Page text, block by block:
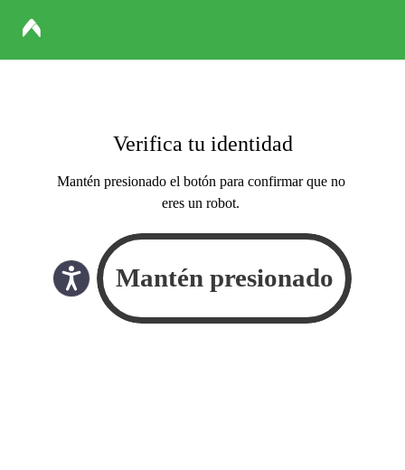
Verifica tu identidad
Mantén presionado el botón para confirmar que no
eres un robot.